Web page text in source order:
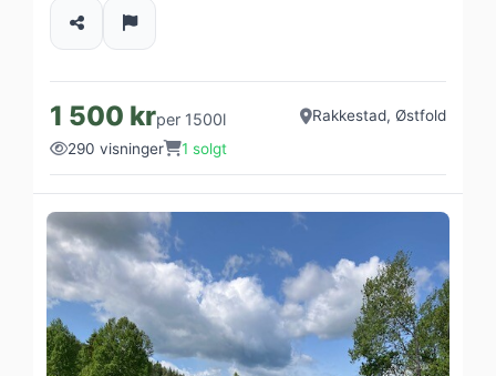
1 500 krper 1500l
Rakkestad, Østfold
290 visninger
1 solgt